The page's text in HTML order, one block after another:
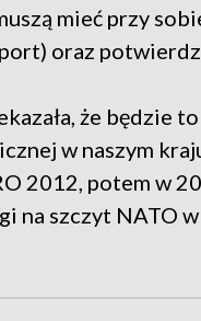
mieć przy
oraz
że będzie
w naszym
2012, potem w
na szczyt NATO